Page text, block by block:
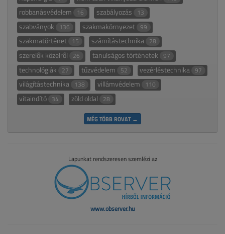
robbanásvédelem 16 szabályozás 13
szabványok 136 szakmakörnyezet 99
szakmatörténet 15 számítástechnika 28
szerelők közelről 26 tanulságos történetek 97
technológiák 27 tűzvédelem 52 vezérléstechnika 97
világítástechnika 138 villámvédelem 110
vitaindító 34 zöld oldal 28
MÉG TÖBB ROVAT →
Lapunkat rendszeresen szemlézi az
www.observer.hu